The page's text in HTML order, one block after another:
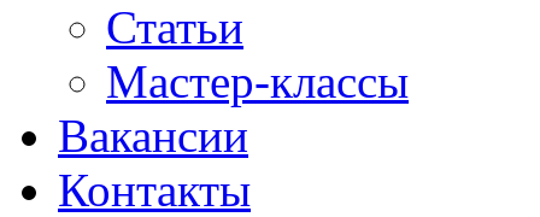
Статьи
Мастер-классы
Вакансии
Контакты